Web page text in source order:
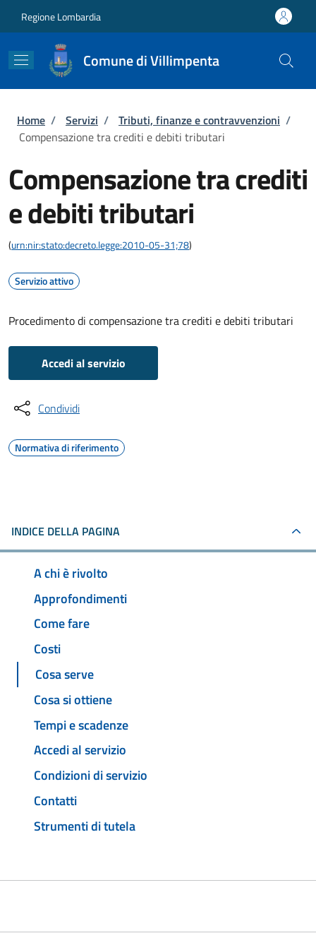
Regione Lombardia
Comune di Villimpenta
Briciole di pane
Home / Servizi / Tributi, finanze e contravvenzioni /
Compensazione tra crediti e debiti tributari
Compensazione tra crediti
e debiti tributari
(urn:nir:stato:decreto.legge:2010-05-31;78)
Servizio attivo
Procedimento di compensazione tra crediti e debiti tributari
Accedi al servizio
Condividi
Normativa di riferimento
INDICE DELLA PAGINA
A chi è rivolto
Approfondimenti
Come fare
Costi
Cosa serve
Cosa si ottiene
Tempi e scadenze
Accedi al servizio
Condizioni di servizio
Contatti
Strumenti di tutela